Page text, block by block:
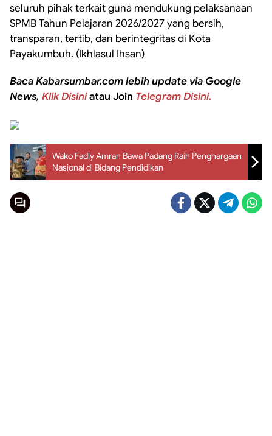
seluruh pihak terkait guna mendukung pelaksanaan
SPMB Tahun Pelajaran 2026/2027 yang bersih,
transparan, tertib, dan berintegritas di Kota
Payakumbuh. (Ikhlasul Ihsan)
Baca Kabarsumbar.com lebih update via Google
News, Klik Disiniatau Join Telegram Disini.
Wako Fadly Amran Bawa Padang Raih Penghargaan
Nasional di Bidang Pendidikan